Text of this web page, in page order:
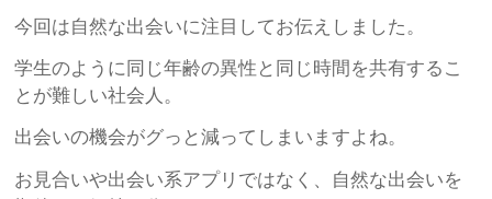
今回は自然な出会いに注目してお伝えしました。
学生のように同じ年齢の異性と同じ時間を共有するこ
とが難しい社会人。
出会いの機会がグっと減ってしまいますよね。
お見合いや出会い系アプリではなく、自然な出会いを